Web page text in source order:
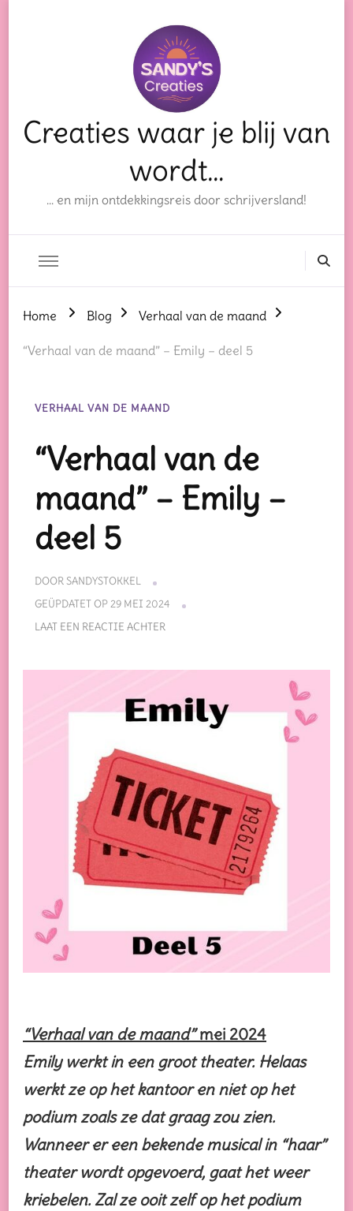
Creaties waar je blij van
wordt…
… en mijn ontdekkingsreis door schrijversland!
Home Blog Verhaal van de maand
“Verhaal van de maand” – Emily – deel 5
VERHAAL VAN DE MAAND
“Verhaal van de
maand” – Emily –
deel 5
DOORSANDYSTOKKEL
GEÜPDATET OP29 MEI 2024
LAAT EEN REACTIE ACHTER
DE
–
EMILY
5
“Verhaal van de maand”mei 2024
Emily werkt in een groot theater. Helaas
werkt ze op het kantoor en niet op het
podium zoals ze dat graag zou zien.
Wanneer er een bekende musical in “haar”
theater wordt opgevoerd, gaat het weer
kriebelen. Zal ze ooit zelf op het podium